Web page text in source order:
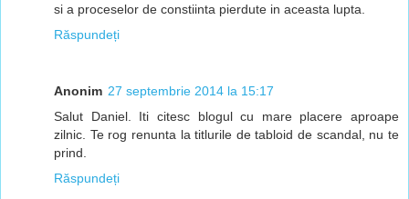
si a proceselor de constiinta pierdute in aceasta lupta.
Răspundeți
Anonim 27 septembrie 2014 la 15:17
Salut Daniel. Iti citesc blogul cu mare placere aproape
zilnic. Te rog renunta la titlurile de tabloid de scandal, nu te
prind.
Răspundeți